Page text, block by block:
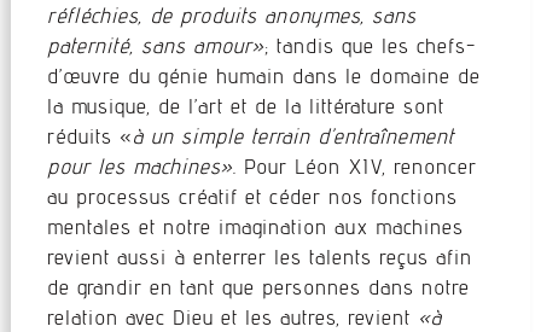
réfléchies, de produits anonymes, sans
paternité, sans amour»; tandis que les chefs-
d’œuvre du génie humain dans le domaine de
la musique, de l’art et de la littérature sont
réduits «à un simple terrain d’entraînement
pour les machines». Pour Léon XIV, renoncer
au processus créatif et céder nos fonctions
mentales et notre imagination aux machines
revient aussi à enterrer les talents reçus afin
de grandir en tant que personnes dans notre
relation avec Dieu et les autres, revient «à